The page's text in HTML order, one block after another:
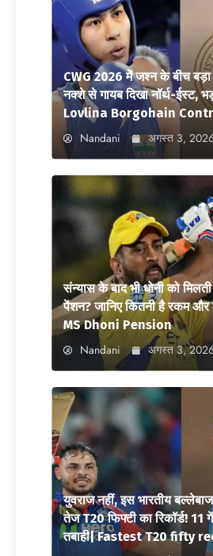
CWG 2026 में जश्न के बीच बड़ा
नक्शे से गायब दिखा नॉर्थ-ईस्ट,
Lovlina Borgohain
Nandani अगस्त 3,
संन्यास के बाद भी धोनी को
पेंशन? जानिए कितनी है रकम और
MS Dhoni Pension
Nandani अगस्त 3,
युवराज नहीं, इस भारतीय
तेज T20 फिफ्टी का रिकॉर्ड! 11
तबाही| Fastest T20 fifty